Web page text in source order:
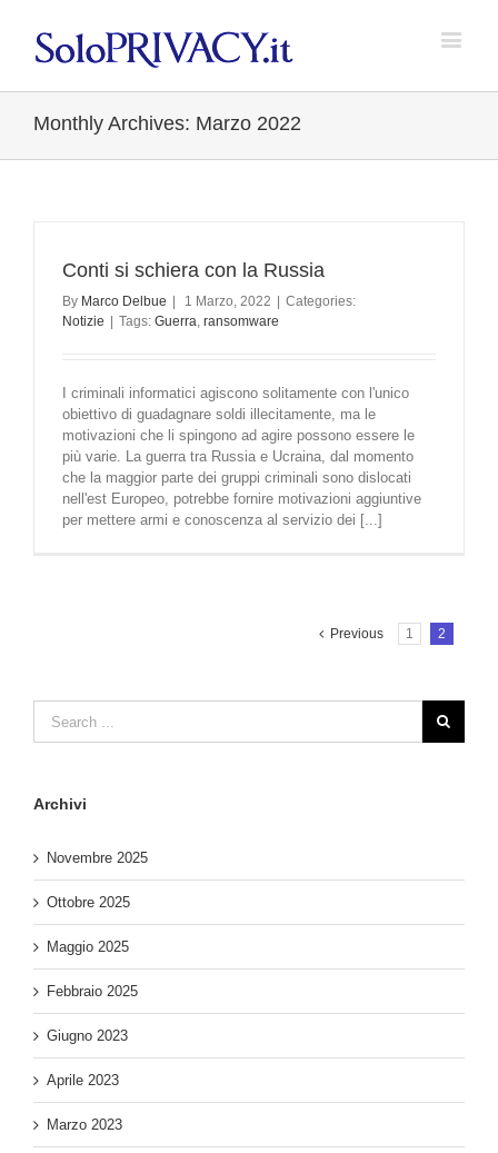
Monthly Archives: Marzo 2022
Conti si schiera con la Russia
By Marco Delbue 1 Marzo, 2022
Categories:
Notizie
Tags: Guerra, ransomware
I criminali informatici agiscono solitamente con l'unico
obiettivo di guadagnare soldi illecitamente, ma le
motivazioni che li spingono ad agire possono essere le
più varie. La guerra tra Russia e Ucraina, dal momento
che la maggior parte dei gruppi criminali sono dislocati
nell'est Europeo, potrebbe fornire motivazioni aggiuntive
per mettere armi e conoscenza al servizio dei [...]
Previous 1 2
Archivi
Novembre 2025
Ottobre 2025
Maggio 2025
Febbraio 2025
Giugno 2023
Aprile 2023
Marzo 2023